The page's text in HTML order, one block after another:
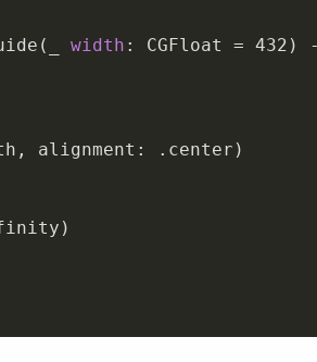
width : CGFloat = 432